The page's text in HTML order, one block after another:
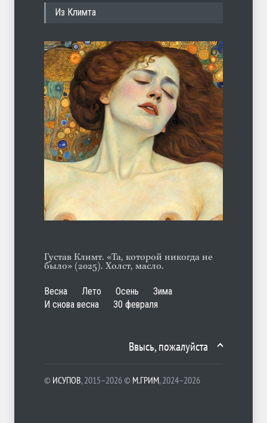
Марципан (из Агнии Барто)
ЛЕТО 31.07.2026
А ещё борода
ЛЕТО 07.08.2026
Из Климта
Густав Климт. «Та, которой никогда не
было» (2025). Холст, масло.
Весна Лето Осень
Зима
И снова весна
30 февраля
Ввысь, пожалуйста
© ИСУПОВ, 2015–2026 © М.ГРИМ, 2024–2026